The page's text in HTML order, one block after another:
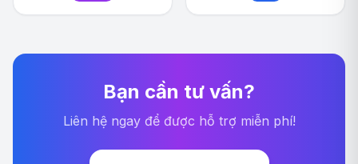
Bạn cần tư vấn?
Liên hệ ngay để được hỗ trợ miễn phí!